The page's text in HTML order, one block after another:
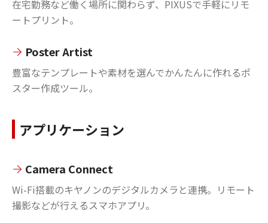
在宅勤務など働く場所に関わらず、PIXUSで手軽にリモ
ートプリント。
Poster Artist
豊富なテンプレートや素材を選んでかんたんに作れるポ
スター作成ツール。
アプリケーション
Camera Connect
Wi-Fi搭載のキヤノンのデジタルカメラと連携。リモート
撮影などが行えるスマホアプリ。